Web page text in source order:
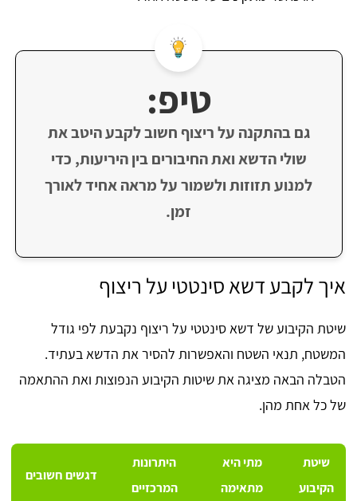
טיפ:
גם בהתקנה על ריצוף חשוב לקבע היטב את
שולי הדשא ואת החיבורים בין היריעות, כדי
למנוע תזוזות ולשמור על מראה אחיד לאורך
זמן.
איך לקבע דשא סינטטי על ריצוף
שיטת הקיבוע של דשא סינטטי על ריצוף נקבעת לפי גודל
המשטח, תנאי השטח והאפשרות להסיר את הדשא בעתיד.
הטבלה הבאה מציגה את שיטות הקיבוע הנפוצות ואת ההתאמה
של כל אחת מהן.
שיטת
הקיבוע
מתי היא
מתאימה
היתרונות
המרכזיים
דגשים חשובים